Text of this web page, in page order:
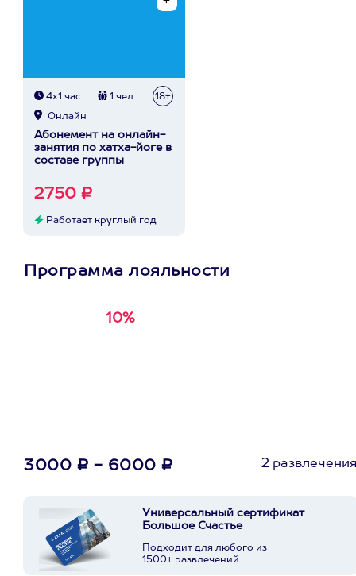
4х1 час 1 чел 18+
Онлайн
Абонемент на онлайн-
занятия по хатха-йоге в
составе группы
2750 ₽
Работает круглый год
Программа лояльности
10%
3000 ₽ - 6000 ₽ 2
Универсальный сертификат
Большое Счастье
Подходит для любого из
1500+ развлечений